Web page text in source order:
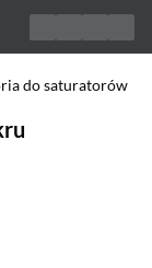
do saturatorów